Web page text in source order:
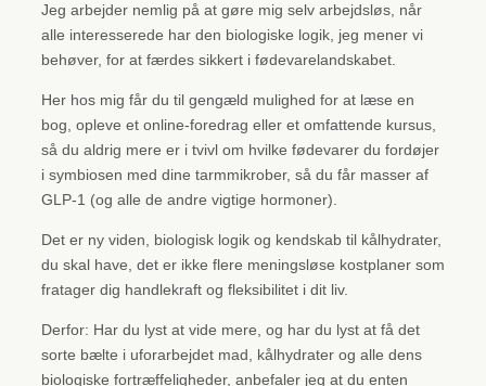
Jeg arbejder nemlig på at gøre mig selv arbejdsløs, når
alle interesserede har den biologiske logik, jeg mener vi
behøver, for at færdes sikkert i fødevarelandskabet.
Her hos mig får du til gengæld mulighed for at læse en
bog, opleve et online-foredrag eller et omfattende kursus,
så du aldrig mere er i tvivl om hvilke fødevarer du fordøjer
i symbiosen med dine tarmmikrober, så du får masser af
GLP-1 (og alle de andre vigtige hormoner).
Det er ny viden, biologisk logik og kendskab til kålhydrater,
du skal have, det er ikke flere meningsløse kostplaner som
fratager dig handlekraft og fleksibilitet i dit liv.
Derfor: Har du lyst at vide mere, og har du lyst at få det
sorte bælte i uforarbejdet mad, kålhydrater og alle dens
biologiske fortræffeligheder, anbefaler jeg at du enten